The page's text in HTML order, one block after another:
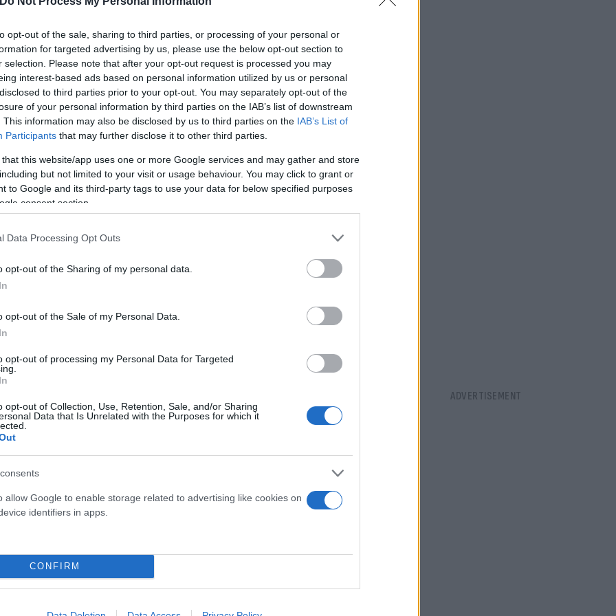
opt-out of the sale, sharing to third parties, or processing of your personal or
for targeted advertising by us, please use the below opt-out section to
selection. Please note that after your opt-out request is processed you may
interest-based ads based on personal information utilized by us or personal
to third parties prior to your opt-out. You may separately opt-out of the
of your personal information by third parties on the IAB’s list of downstream
This information may also be disclosed by us to third parties on the IAB’s List of
Participants that may further disclose it to other third parties.
that this website/app uses one or more Google services and may gather and store
but not limited to your visit or usage behaviour. You may click to grant or
to Google and its third-party tags to use your data for below specified purposes
consent section.
Data Processing Opt Outs
opt-out of the Sharing of my personal data.
opt-out of the Sale of my Personal Data.
opt-out of processing my Personal Data for Targeted
opt-out of Collection, Use, Retention, Sale, and/or Sharing
Data that Is Unrelated with the Purposes for which it
allow Google to enable storage related to advertising like cookies on
identifiers in apps.
CONFIRM
η Διάνα Βουτυράκου αναλαμβάνει τον ρόλο της
Μάιο, συνειδητοποίησα ότι είναι μια εξαιρετική
μέλλοντος. Και θα είναι από εδώ και πέρα στην πρώτη
σχηματιστούν μικρές ομάδες εμπειρογνωμόνων ανά
μου.
για την άρτια στελέχωση αυτών των μικρών «think
έχει χαρακτηριστεί και παιδι – θαύμα.
Υπολογιστών με Μεταπτυχιακό στην Υπολογιστική
στον τομέα της ρομποτικής και έχει ιδρύσει μια ΜΚΟ
μέχρι σήμερα.